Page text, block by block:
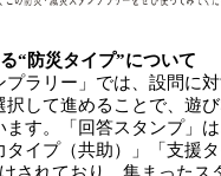
“防災タイプ”について
プラリー」では、設問に
択して進めることで、遊
す。「回答スタンプ」
タイプ（共助）」「支援